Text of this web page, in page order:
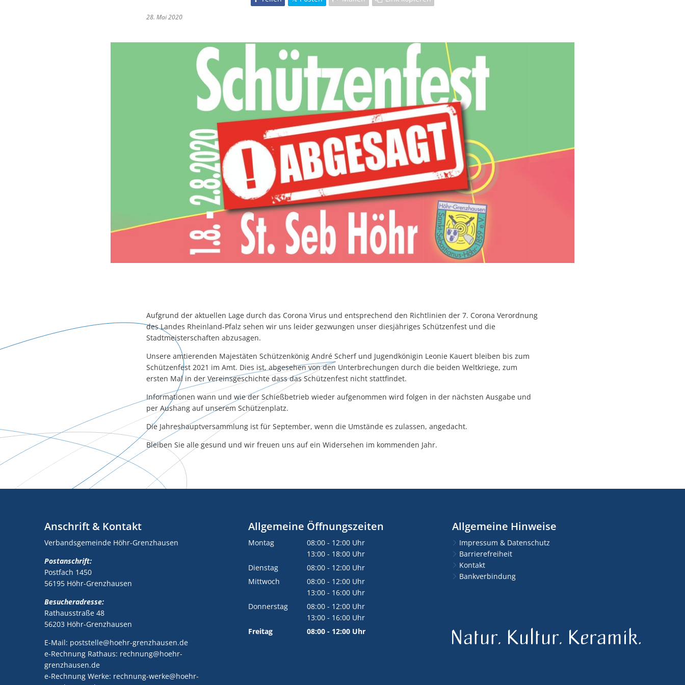
28. Mai 2020
Aufgrund der aktuellen Lage durch das Corona Virus und entsprechend den Richtlinien der 7. Corona Verordnung
des Landes Rheinland-Pfalz sehen wir uns leider gezwungen unser diesjähriges Schützenfest und die
Stadtmeisterschaften abzusagen.
Unsere amtierenden Majestäten Schützenkönig André Scherf und Jugendkönigin Leonie Kauert bleiben bis zum
Schützenfest 2021 im Amt. Dies ist, abgesehen von den Unterbrechungen durch die beiden Weltkriege, zum
ersten Mal in der Vereinsgeschichte dass das Schützenfest nicht stattfindet.
Informationen wann und wie der Schießbetrieb wieder aufgenommen wird folgen in der nächsten Ausgabe und
per Aushang auf unserem Schützenplatz.
Die Jahreshauptversammlung ist für September, wenn die Umstände es zulassen, angedacht.
Bleiben Sie alle gesund und wir freuen uns auf ein Widersehen im kommenden Jahr.
Anschrift & Kontakt
Verbandsgemeinde Höhr-Grenzhausen
Postanschrift:
Postfach 1450
56195 Höhr-Grenzhausen
Besucheradresse:
Rathausstraße 48
56203 Höhr-Grenzhausen
E-Mail: poststelle@hoehr-grenzhausen.de
e-Rechnung Rathaus: rechnung@hoehr-
grenzhausen.de
e-Rechnung Werke: rechnung-werke@hoehr-
Allgemeine Öffnungszeiten
Montag 08:00 - 12:00 Uhr
Von 08:00 bis 12:00 Uhr
13:00 - 18:00 Uhr
Von 13:00 bis 18:00 Uhr
Dienstag 08:00 - 12:00 Uhr
Von 08:00 bis 12:00 Uhr
Mittwoch 08:00 - 12:00 Uhr
Von 08:00 bis 12:00 Uhr
13:00 - 16:00 Uhr
Von 13:00 bis 16:00 Uhr
Donnerstag 08:00 - 12:00 Uhr
Von 08:00 bis 12:00 Uhr
13:00 - 16:00 Uhr
Von 13:00 bis 16:00 Uhr
Freitag 08:00 - 12:00 Uhr
Allgemeine Hinweise
Impressum & Datenschutz
Barrierefreiheit
Kontakt
Bankverbindung